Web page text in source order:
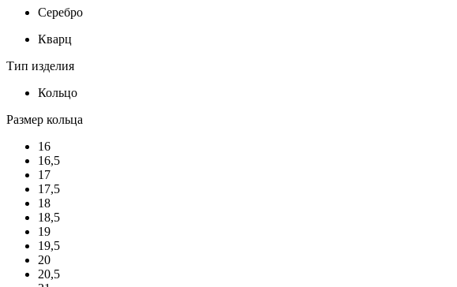
Серебро
Кварц
Тип изделия
Кольцо
Размер кольца
16
16,5
17
17,5
18
18,5
19
19,5
20
20,5